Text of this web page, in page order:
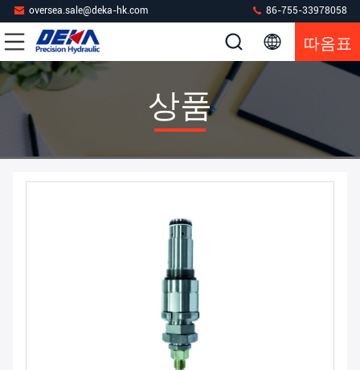
oversea.sale@deka-hk.com 86-755-33978058
따옴표
상품